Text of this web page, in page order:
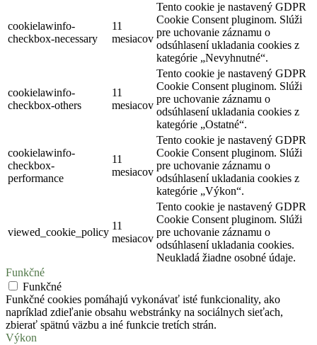
cookielawinfo-
checkbox-necessary
11
mesiacov
Tento cookie je nastavený GDPR
Cookie Consent pluginom. Slúži
pre uchovanie záznamu o
odsúhlasení ukladania cookies z
kategórie „Nevyhnutné“.
cookielawinfo-
checkbox-others
11
mesiacov
Tento cookie je nastavený GDPR
Cookie Consent pluginom. Slúži
pre uchovanie záznamu o
odsúhlasení ukladania cookies z
kategórie „Ostatné“.
cookielawinfo-
checkbox-
performance
11
mesiacov
Tento cookie je nastavený GDPR
Cookie Consent pluginom. Slúži
pre uchovanie záznamu o
odsúhlasení ukladania cookies z
kategórie „Výkon“.
viewed_cookie_policy
11
mesiacov
Tento cookie je nastavený GDPR
Cookie Consent pluginom. Slúži
pre uchovanie záznamu o
odsúhlasení ukladania cookies.
Neukladá žiadne osobné údaje.
Funkčné
Funkčné
Funkčné cookies pomáhajú vykonávať isté funkcionality, ako
napríklad zdieľanie obsahu webstránky na sociálnych sieťach,
zbierať spätnú väzbu a iné funkcie tretích strán.
Výkon